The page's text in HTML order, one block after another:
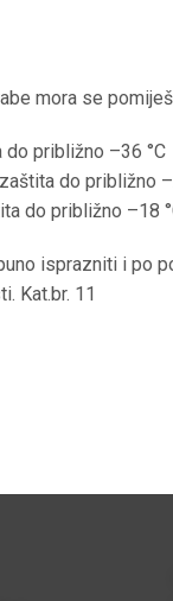
mora se
približno –36 °C
do približno
do približno –18
isprazniti i po
Kat.br. 11